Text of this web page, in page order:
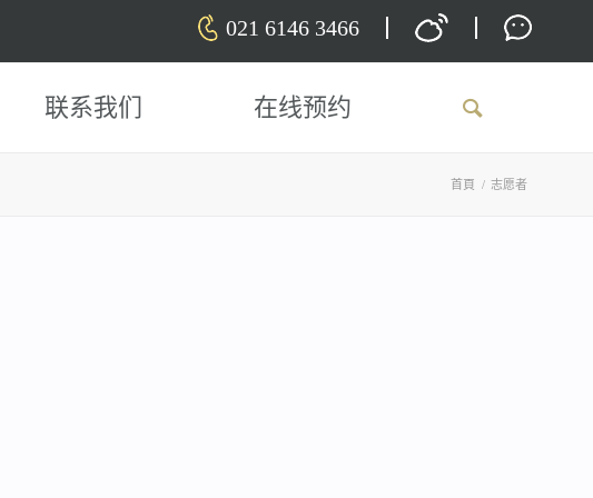
021 6146 3466
联系我们 在线预约
首頁 / 志愿者